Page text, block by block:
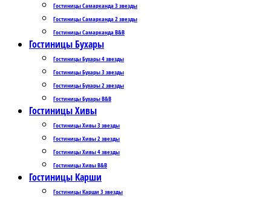
Гостиницы Самарканда 3 звезды
Гостиницы Самарканда 2 звезды
Гостиницы Самарканда B&B
Гостиницы Бухары
Гостиницы Бухары 4 звезды
Гостиницы Бухары 3 звезды
Гостиницы Бухары 2 звезды
Гостиницы Бухары B&B
Гостиницы Хивы
Гостиницы Хивы 3 звезды
Гостиницы Хивы 2 звезды
Гостиницы Хивы 4 звезды
Гостиницы Хивы B&B
Гостиницы Карши
Гостиницы Карши 3 звезды